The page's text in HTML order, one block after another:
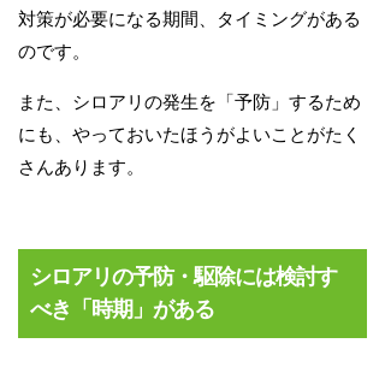
対策が必要になる期間、タイミングがある
のです。
また、シロアリの発生を「予防」するため
にも、やっておいたほうがよいことがたく
さんあります。
シロアリの予防・駆除には検討す
べき「時期」がある